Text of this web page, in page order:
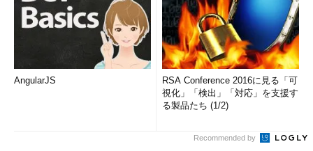
AngularJS
RSA Conference 2016に見る「可
視化」「検出」「対応」を支援す
る製品たち (1/2)
Recommended by